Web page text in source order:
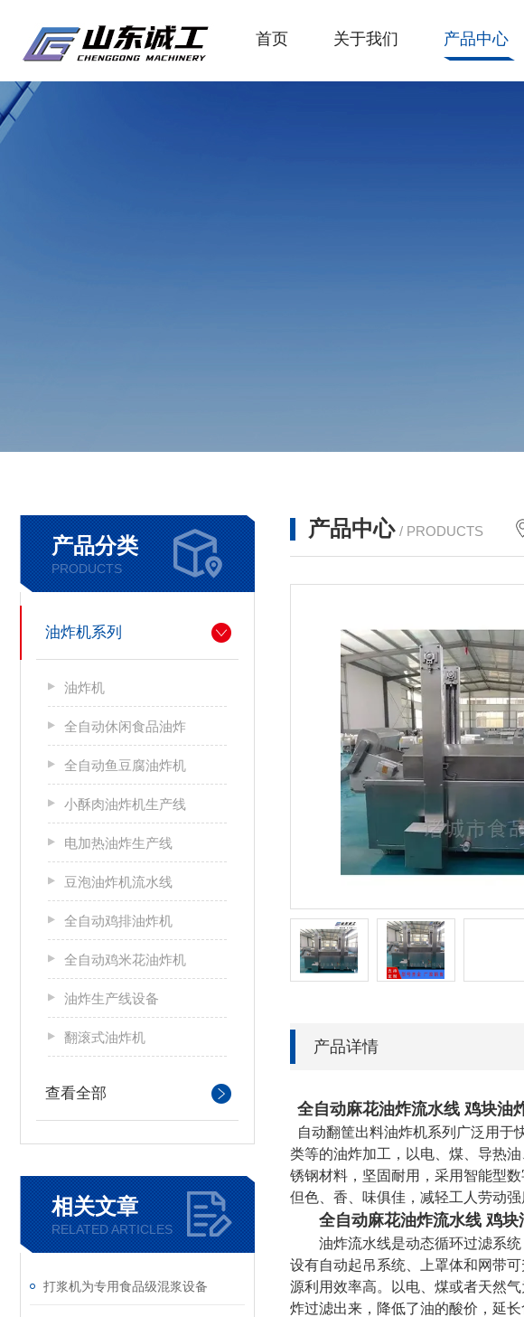
首页 关于我们 产品中心
产品分类
PRODUCTS
油炸机系列
油炸机
全自动休闲食品油炸
全自动鱼豆腐油炸机
小酥肉油炸机生产线
电加热油炸生产线
豆泡油炸机流水线
全自动鸡排油炸机
全自动鸡米花油炸机
油炸生产线设备
翻滚式油炸机
查看全部
相关文章
RELATED ARTICLES
打浆机为专用食品级混浆设备
产品中心 / PRODUCTS
产品详情
全自动麻花油炸流水线 鸡块油
自动翻筐出料油炸机系列广泛用于
类等的油炸加工，以电、煤、导热
锈钢材料，坚固耐用，采用智能型数
但色、香、味俱佳，减轻工人劳动
全自动麻花油炸流水线 鸡块
油炸流水线是动态循环过滤系统
设有自动起吊系统、上罩体和网带
源利用效率高。以电、煤或者天然
炸过滤出来，降低了油的酸价，延